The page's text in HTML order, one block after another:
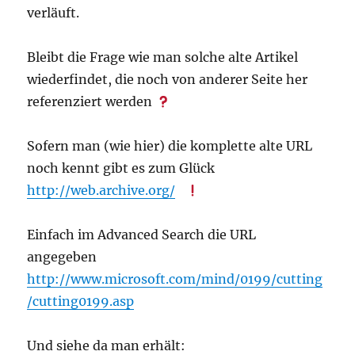
verläuft.
Bleibt die Frage wie man solche alte Artikel
wiederfindet, die noch von anderer Seite her
referenziert werden
Sofern man (wie hier) die komplette alte URL
noch kennt gibt es zum Glück
http://web.archive.org/
Einfach im Advanced Search die URL
angegeben
http://www.microsoft.com/mind/0199/cutting
/cutting0199.asp
Und siehe da man erhält: